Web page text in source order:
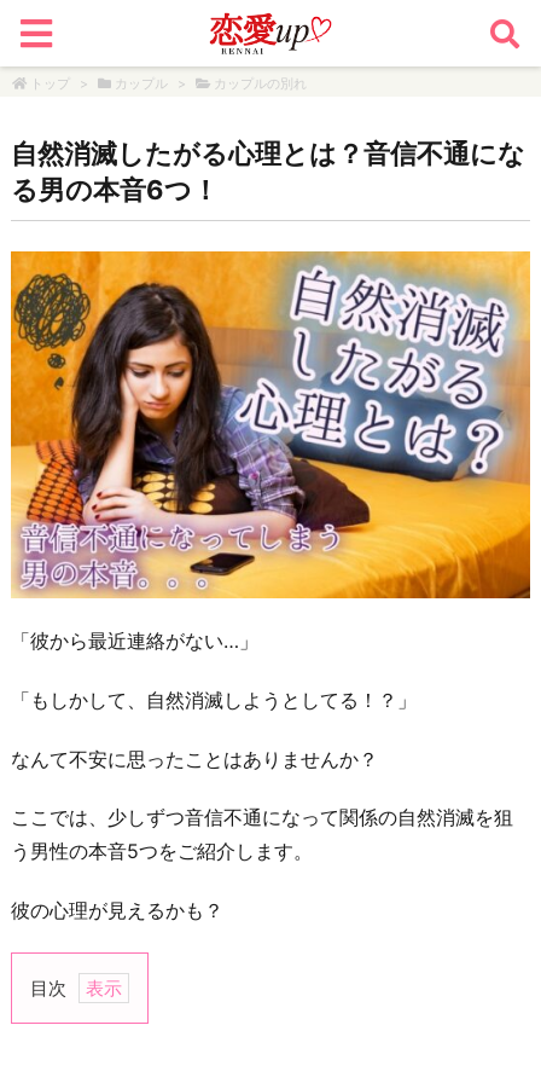
トップ > カップル > カップルの別れ
自然消滅したがる心理とは？音信不通にな
る男の本音6つ！
「彼から最近連絡がない…」
「もしかして、自然消滅しようとしてる！？」
なんて不安に思ったことはありませんか？
ここでは、少しずつ音信不通になって関係の自然消滅を狙
う男性の本音5つをご紹介します。
彼の心理が見えるかも？
目次
1.